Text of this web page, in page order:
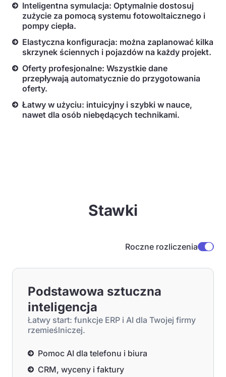
Inteligentna symulacja: Optymalnie dostosuj
zużycie za pomocą systemu fotowoltaicznego i
pompy ciepła.
Elastyczna konfiguracja: można zaplanować kilka
skrzynek ściennych i pojazdów na każdy projekt.
Oferty profesjonalne: Wszystkie dane
przepływają automatycznie do przygotowania
oferty.
Łatwy w użyciu: intuicyjny i szybki w nauce,
nawet dla osób niebędących technikami.
Stawki
Roczne rozliczenia
Podstawowa sztuczna
inteligencja
Łatwy start: funkcje ERP i AI dla Twojej firmy
rzemieślniczej.
Pomoc AI dla telefonu i biura
CRM, wyceny i faktury